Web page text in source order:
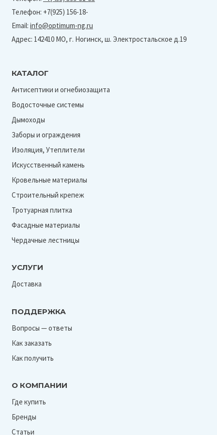
7024/7024)
Телефон: +7(925) 156-18-
Email: info@optimum-ng.ru
Адрес: 142410 МО, г. Ногинск, ш. Электростальское д.19
КАТАЛОГ
Антисептики и огнебиозащита
Водосточные системы
Дымоходы
Заборы и ограждения
Изоляция, Утеплители
Искусственный камень
Кровельные материалы
Строительный крепеж
Тротуарная плитка
Фасадные материалы
Чердачные лестницы
УСЛУГИ
Доставка
ПОДДЕРЖКА
Вопросы — ответы
Как заказать
Как получить
О КОМПАНИИ
Где купить
Бренды
Статьи